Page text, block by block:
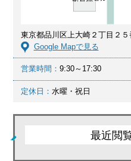
東京都品川区上大崎２丁目２
Google Mapで見る
営業時間： 9:30～17:30
定休日： 水曜・祝日
最近閲